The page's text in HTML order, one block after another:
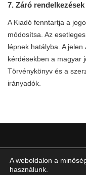
7. Záró rendelkezések
A Kiadó fenntartja a
módosítsa. Az
lépnek hatályba. A
kérdésekben a magyar
Törvénykönyv és a
irányadók.
A weboldalon a
használunk.